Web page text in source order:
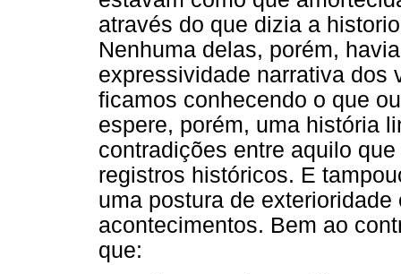
através do que dizia a
Nenhuma delas, porém,
expressividade narrativa dos
ficamos conhecendo o que
espere, porém, uma história
contradições entre aquilo
registros históricos. E
uma postura de
acontecimentos. Bem ao
que: